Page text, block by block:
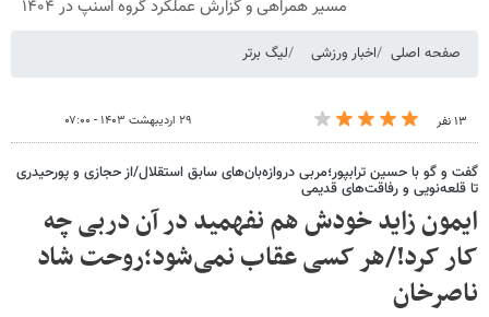
مسیر همراهی و گزارش عملکرد گروه اسنپ در ۱۴۰۴
صفحه اصلی اخبار ورزشی لیگ برتر
۱۳ نفر ۲۹ اردیبهشت ۱۴۰۳ - ۰۷:۰۰
گفت و گو با حسین ترابپور؛مربی دروازه‌بان‌های سابق استقلال/از حجازی و پورحیدری
تا قلعه‌نویی و رفاقت‌های قدیمی
ایمون زاید خودش هم نفهمید در آن دربی چه
کار کرد!/هر کسی عقاب نمی‌شود؛روحت شاد
ناصرخان